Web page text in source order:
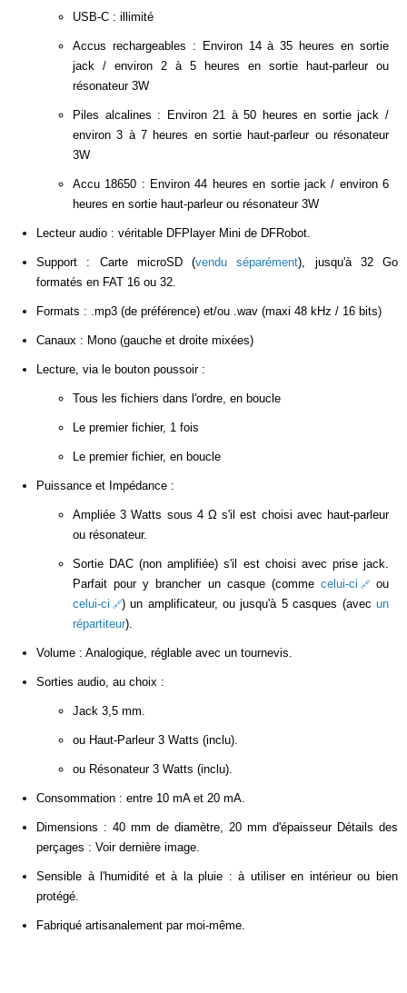
USB-C : illimité
Accus rechargeables : Environ 14 à 35 heures en sortie
jack / environ 2 à 5 heures en sortie haut-parleur ou
résonateur 3W
Piles alcalines : Environ 21 à 50 heures en sortie jack /
environ 3 à 7 heures en sortie haut-parleur ou résonateur
3W
Accu 18650 : Environ 44 heures en sortie jack / environ 6
heures en sortie haut-parleur ou résonateur 3W
Lecteur audio : véritable DFPlayer Mini de DFRobot.
Support : Carte microSD (vendu séparément), jusqu'à 32 Go
formatés en FAT 16 ou 32.
Formats : .mp3 (de préférence) et/ou .wav (maxi 48 kHz / 16 bits)
Canaux : Mono (gauche et droite mixées)
Lecture, via le bouton poussoir :
Tous les fichiers dans l'ordre, en boucle
Le premier fichier, 1 fois
Le premier fichier, en boucle
Puissance et Impédance :
Ampliée 3 Watts sous 4 Ω s'il est choisi avec haut-parleur
ou résonateur.
Sortie DAC (non amplifiée) s'il est choisi avec prise jack.
Parfait pour y brancher un casque (comme celui-ci
ou
celui-ci
) un amplificateur, ou jusqu'à 5 casques (avec un
répartiteur).
Volume : Analogique, réglable avec un tournevis.
Sorties audio, au choix :
Jack 3,5 mm.
ou Haut-Parleur 3 Watts (inclu).
ou Résonateur 3 Watts (inclu).
Consommation : entre 10 mA et 20 mA.
Dimensions : 40 mm de diamètre, 20 mm d'épaisseur Détails des
perçages : Voir dernière image.
Sensible à l'humidité et à la pluie : à utiliser en intérieur ou bien
protégé.
Fabriqué artisanalement par moi-même.